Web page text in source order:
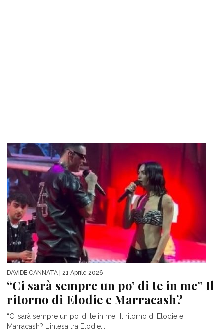
DAVIDE CANNATA | 21 Aprile 2026
“Ci sarà sempre un po’ di te in me” Il
ritorno di Elodie e Marracash?
“Ci sarà sempre un po’ di te in me” Il ritorno di Elodie e
Marracash? L’intesa tra Elodie...